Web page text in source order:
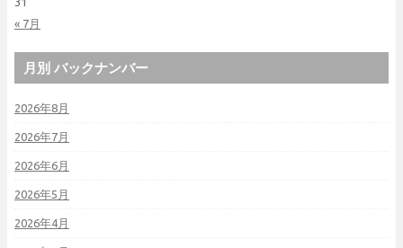
« 7月
月別 バックナンバー
2026年8月
2026年7月
2026年6月
2026年5月
2026年4月